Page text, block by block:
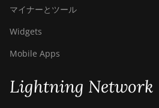
マイナーとツール
Widgets
Mobile Apps
Lightning Network